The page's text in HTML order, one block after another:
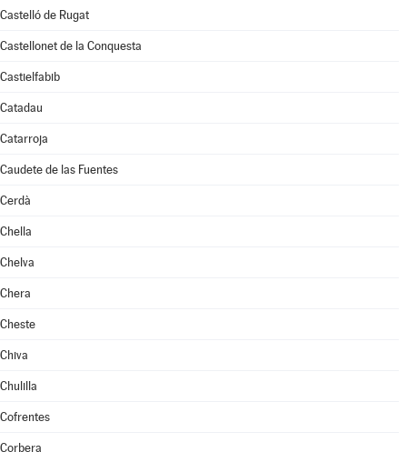
Castelló de Rugat
Castellonet de la Conquesta
Castielfabib
Catadau
Catarroja
Caudete de las Fuentes
Cerdà
Chella
Chelva
Chera
Cheste
Chiva
Chulilla
Cofrentes
Corbera